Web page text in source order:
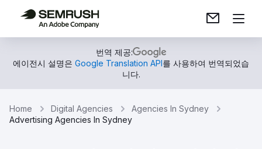
번역 제공:
에이전시 설명은 Google Translation API를 사용하여 번역되었습
니다.
Home Digital Agencies
Agencies In Sydney
Advertising Agencies In Sydney